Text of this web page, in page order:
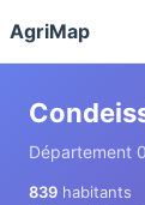
AgriMap
Département
839 habitants